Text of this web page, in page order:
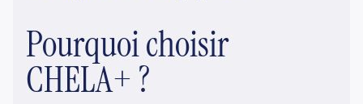
Pourquoi choisir
CHELA+ ?